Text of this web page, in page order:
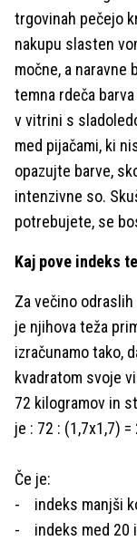
trgovinah pečejo
nakupu slasten
močne, a naravne
temna rdeča
v vitrini s
med pijačami, ki
opazujte barve,
intenzivne so.
potrebujete, se
Kaj pove indeks
Za večino
je njihova teža
izračunamo tako,
kvadratom svoje
72 kilogramov in
je : 72 : (1,7x1,7) =
Če je:
- indeks manjši
- indeks med 20